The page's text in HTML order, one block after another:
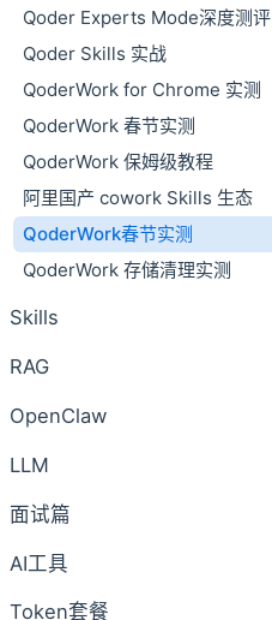
Qoder Experts Mode深度测评
Qoder Skills 实战
QoderWork for Chrome 实测
QoderWork 春节实测
QoderWork 保姆级教程
阿里国产 cowork Skills 生态
QoderWork春节实测
QoderWork 存储清理实测
Skills
RAG
OpenClaw
LLM
面试篇
AI工具
Token套餐